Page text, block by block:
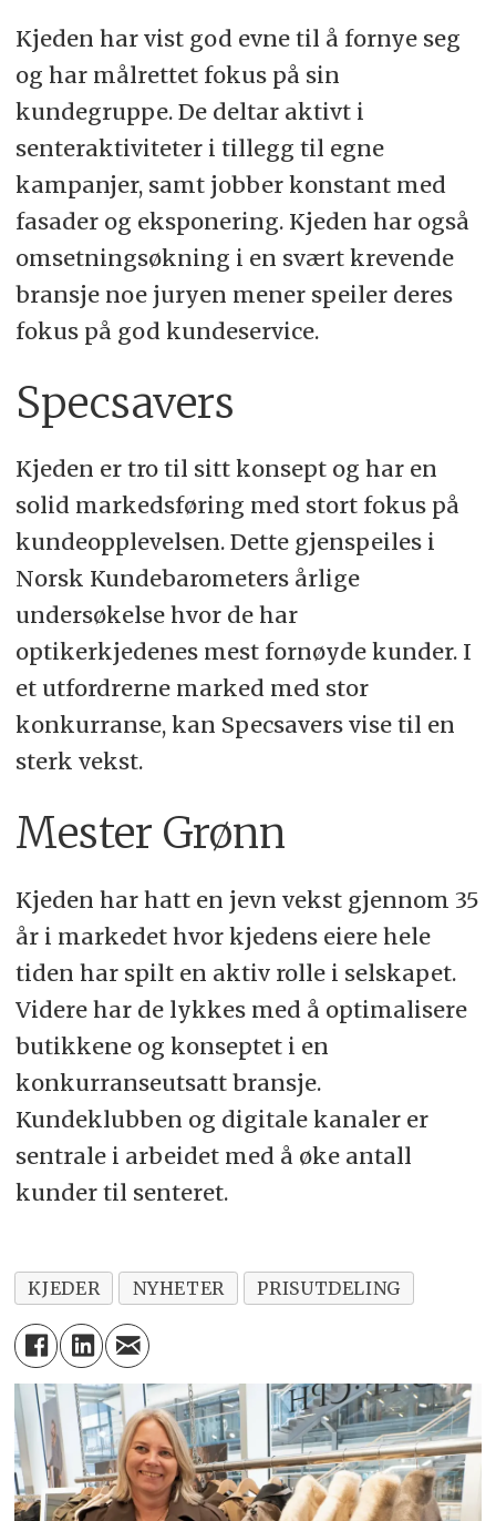
Kjeden har vist god evne til å fornye seg
og har målrettet fokus på sin
kundegruppe. De deltar aktivt i
senteraktiviteter i tillegg til egne
kampanjer, samt jobber konstant med
fasader og eksponering. Kjeden har også
omsetningsøkning i en svært krevende
bransje noe juryen mener speiler deres
fokus på god kundeservice.
Specsavers
Kjeden er tro til sitt konsept og har en
solid markedsføring med stort fokus på
kundeopplevelsen. Dette gjenspeiles i
Norsk Kundebarometers årlige
undersøkelse hvor de har
optikerkjedenes mest fornøyde kunder. I
et utfordrerne marked med stor
konkurranse, kan Specsavers vise til en
sterk vekst.
Mester Grønn
Kjeden har hatt en jevn vekst gjennom 35
år i markedet hvor kjedens eiere hele
tiden har spilt en aktiv rolle i selskapet.
Videre har de lykkes med å optimalisere
butikkene og konseptet i en
konkurranseutsatt bransje.
Kundeklubben og digitale kanaler er
sentrale i arbeidet med å øke antall
kunder til senteret.
KJEDER NYHETER PRISUTDELING